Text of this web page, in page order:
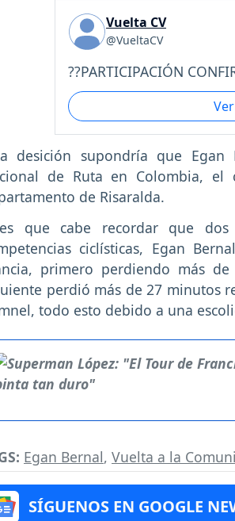
Vuelta CV
@VueltaCV
??PARTICIPACIÓN
desición supondría que
de Ruta en Colombia,
de Risaralda.
que cabe recordar que
ciclísticas, Egan
primero perdiendo más
perdió más de 27 minutos
todo esto debido a una
Egan Bernal, Vuelta a la
SÍGUENOS EN GOOGLE